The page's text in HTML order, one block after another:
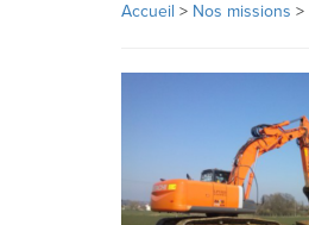
Accueil > Nos missions >